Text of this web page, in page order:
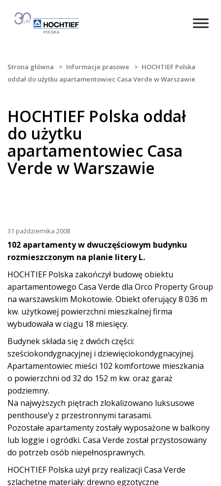
Strona główna > Informacje prasowe > HOCHTIEF Polska
oddał do użytku apartamentowiec Casa Verde w Warszawie
HOCHTIEF Polska oddał
do użytku
apartamentowiec Casa
Verde w Warszawie
31 października 2008
102 apartamenty w dwuczęściowym budynku
rozmieszczonym na planie litery L.
HOCHTIEF Polska zakończył budowę obiektu
apartamentowego Casa Verde dla Orco Property Group
na warszawskim Mokotowie. Obiekt oferujący 8 036 m
kw. użytkowej powierzchni mieszkalnej firma
wybudowała w ciągu 18 miesięcy.
Budynek składa się z dwóch części:
sześciokondygnacyjnej i dziewięciokondygnacyjnej.
Apartamentowiec mieści 102 komfortowe mieszkania
o powierzchni od 32 do 152 m kw. oraz garaż
podziemny.
Na najwyższych piętrach zlokalizowano luksusowe
penthouse’y z przestronnymi tarasami.
Pozostałe apartamenty zostały wyposażone w balkony
lub loggie i ogródki. Casa Verde został przystosowany
do potrzeb osób niepełnosprawnych.
HOCHTIEF Polska użył przy realizacji Casa Verde
szlachetne materiały: drewno egzotyczne